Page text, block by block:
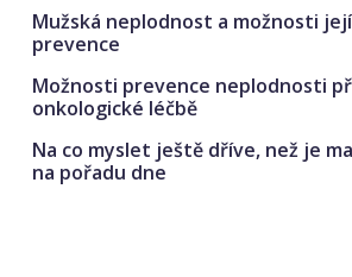
Mužská neplodnost a možnosti její
prevence
Možnosti prevence neplodnosti
onkologické léčbě
Na co myslet ještě dříve, než je
na pořadu dne